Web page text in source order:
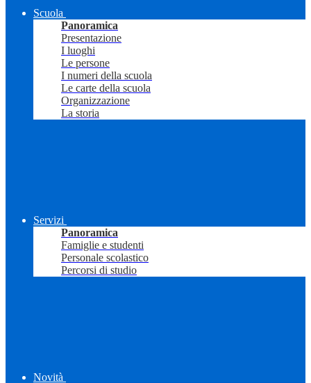
Scuola
Panoramica
Presentazione
I luoghi
Le persone
I numeri della scuola
Le carte della scuola
Organizzazione
La storia
Servizi
Panoramica
Famiglie e studenti
Personale scolastico
Percorsi di studio
Novità